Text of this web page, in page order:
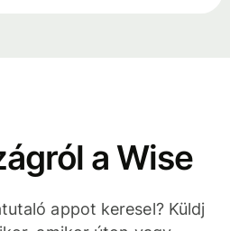
a Wise
appot keresel? Küldj